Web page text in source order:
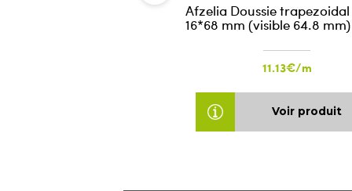
Afzelia Doussie
16*68 mm (visible 64.8 mm)
11.13€/m
Voir produit